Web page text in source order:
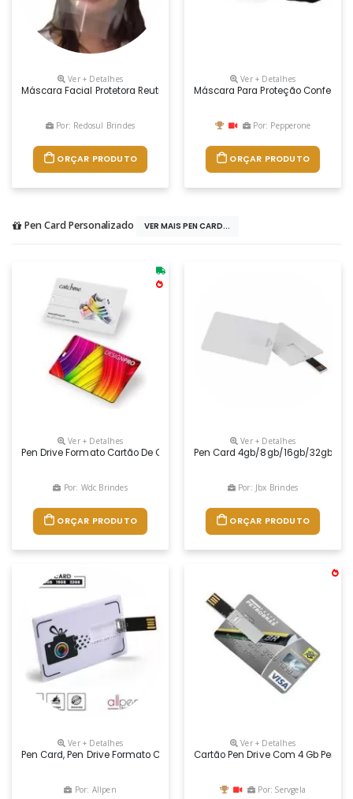
Ver + Detalhes
Máscara Facial Protetora Reutilizável Personalizada
Por: Redosul Brindes
ORÇAR PRODUTO
Ver + Detalhes
Máscara Para Proteção
Por: Pepperone
ORÇAR PRODUTO
Pen Card Personalizado VER MAIS PEN CARD...
Ver + Detalhes
Pen Drive Formato Cartão De Credito (pen Card). Personalização Digital
Por: Wdc Brindes
ORÇAR PRODUTO
Ver + Detalhes
Pen Card 4gb/8gb/16gb/32gb
Por: Jbx Brindes
ORÇAR PRODUTO
Ver + Detalhes
Pen Card, Pen Drive Formato Cartão Medindo, 5,3x8,4cm, Com
Por: Allpen
Ver + Detalhes
Cartão Pen Drive Com 4 Gb
Por: Servgela